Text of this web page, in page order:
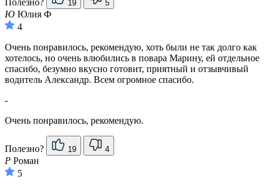
Полезно? 19 5
Ю Юлия Ф
4
Очень понравилось, рекомендую, хоть были не так долго как
хотелось, но очень влюбились в повара Марину, ей отдельное
спасибо, безумно вкусно готовит, приятный и отзывчивый
водитель Александр. Всем огромное спасибо.
-
Очень понравилось, рекомендую.
Полезно? 19 4
Р Роман
5